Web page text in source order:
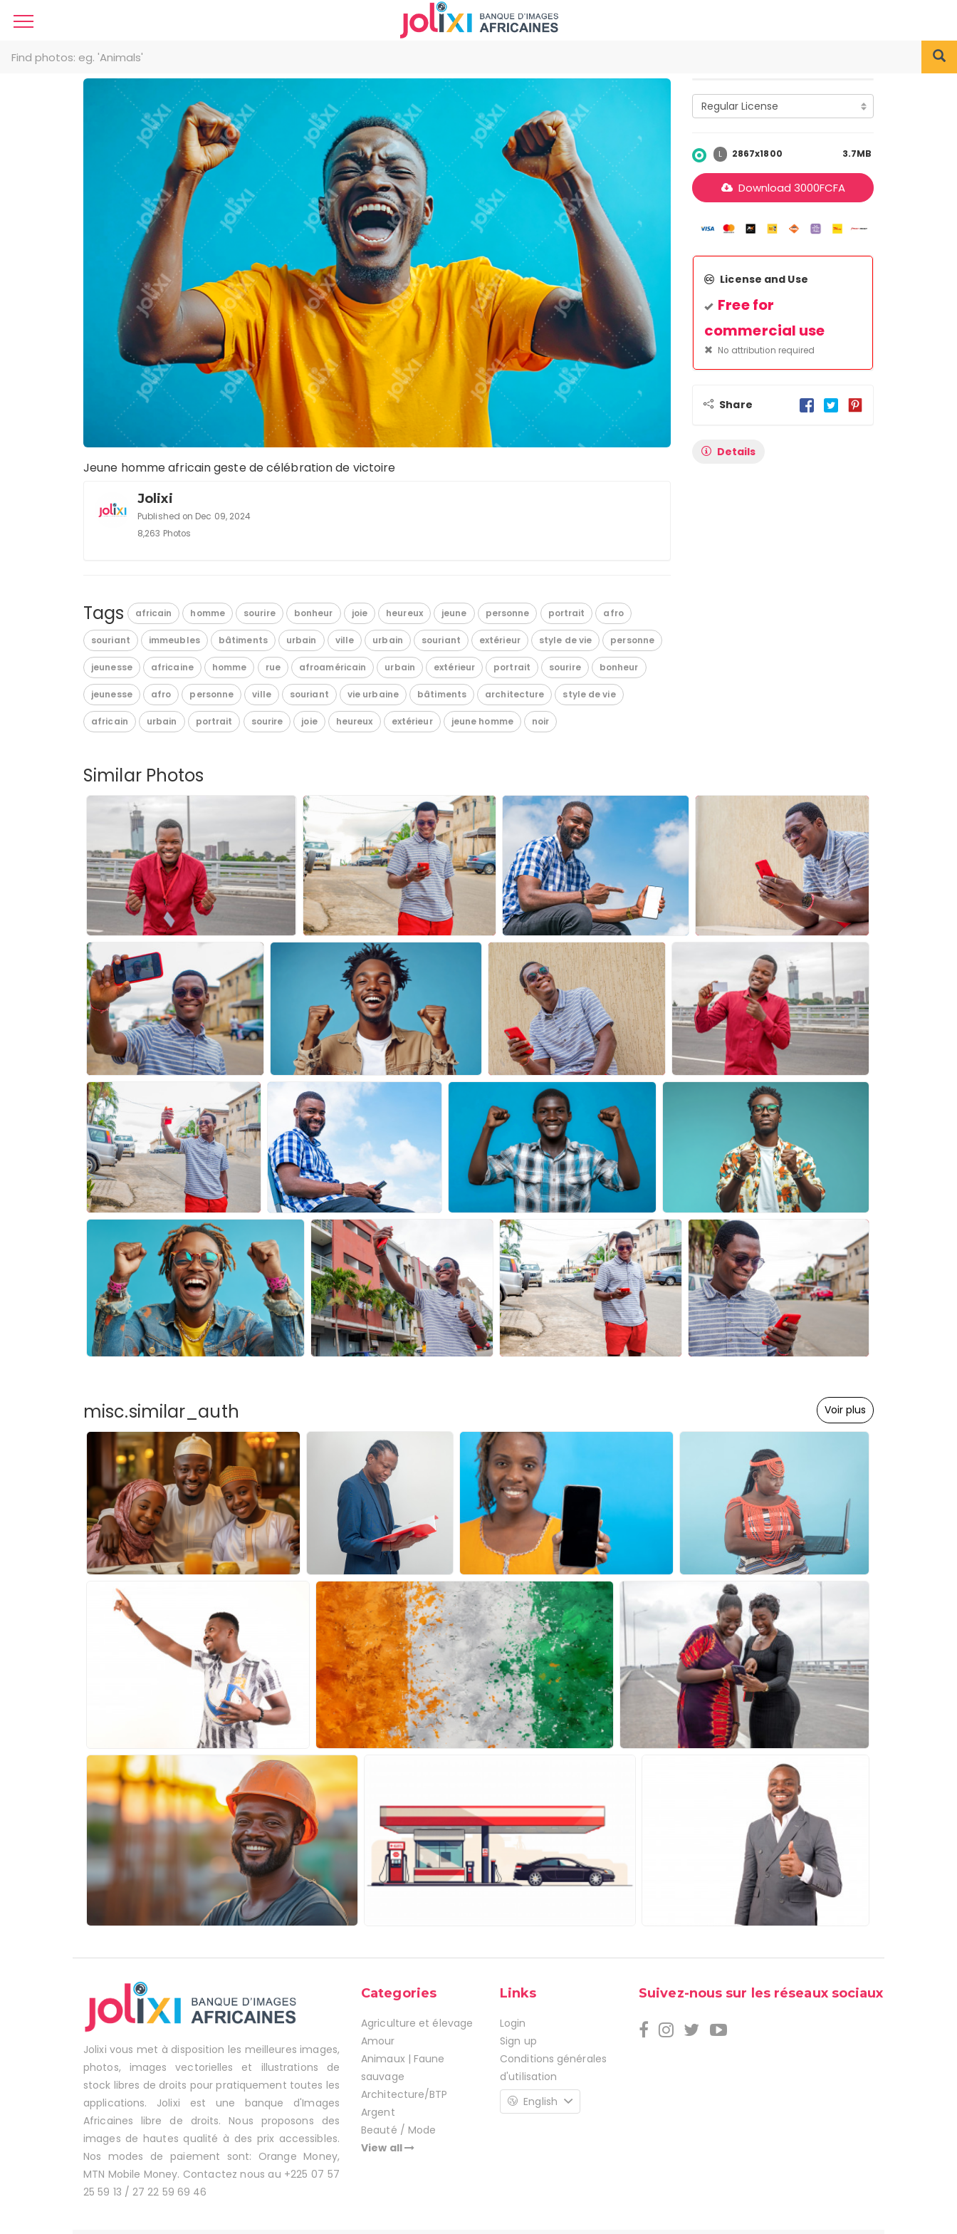
Jeune homme africain geste de célébration de victoire
Jolixi
Published on Dec 09, 2024
8,263 Photos
Tags africain homme sourire bonheur joie heureux jeune personne portrait afro
souriant immeubles bâtiments urbain ville urbain souriant extérieur style de vie personne
jeunesse africaine homme rue afroaméricain urbain extérieur portrait sourire bonheur
jeunesse afro personne ville souriant vie urbaine bâtiments architecture style de vie
africain urbain portrait sourire joie heureux extérieur jeune homme noir
L 2867x1800 3.7MB
Download 3000FCFA
License and Use
Free for
commercial use
No attribution required
Share
Details
Similar Photos
misc.similar_auth Voir plus
Jolixi vous met à disposition les meilleures images,
photos, images vectorielles et illustrations de
stock libres de droits pour pratiquement toutes les
applications. Jolixi est une banque d'Images
Africaines libre de droits. Nous proposons des
images de hautes qualité à des prix accessibles.
Nos modes de paiement sont: Orange Money,
MTN Mobile Money. Contactez nous au +225 07 57
25 59 13 / 27 22 59 69 46
Categories
Agriculture et élevage
Amour
Animaux | Faune
sauvage
Architecture/BTP
Argent
Beauté / Mode
View all
Links
Login
Sign up
Conditions générales
d'utilisation
English
Suivez-nous sur les réseaux sociaux